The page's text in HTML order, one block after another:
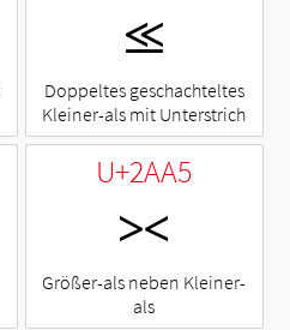
⪣
Doppeltes geschachteltes
Kleiner-als mit Unterstrich
U+2AA5
⪥
Größer-als neben Kleiner-
als